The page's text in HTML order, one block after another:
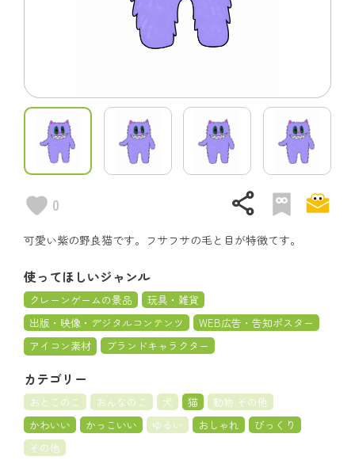
0 share
可愛い紫の野良猫です。フサフサの毛と目が特徴てす。
使ってほしいジャンル
クレーンゲームの景品
玩具・雑貨
出版・映像・デジタルコンテンツ
WEB広告・告知ポスター
アイコン素材
ブランドキャラクター
カテゴリー
おとこのこ おんなのこ 犬 猫
動物 その他
かわいい
かっこいい ゆるい おしゃれ
びっくり
その他